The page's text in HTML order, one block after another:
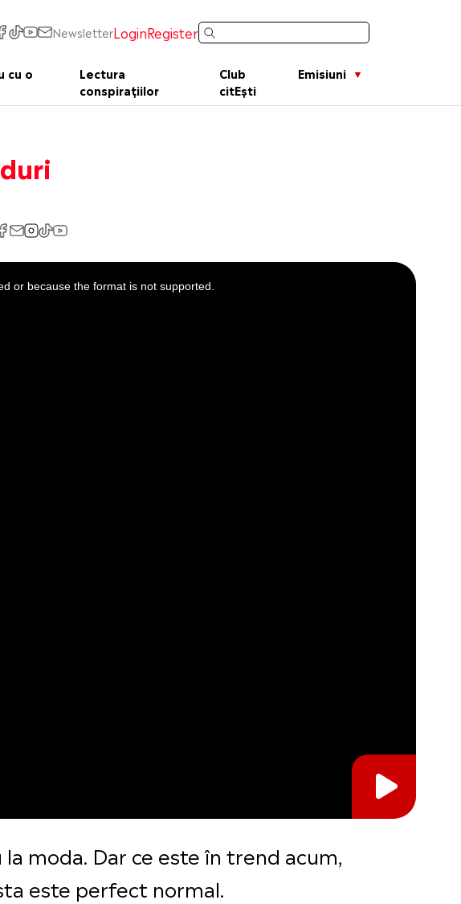
NewsletterLoginRegister
cu o
Lectura
conspirațiilor
Club
citEști
Emisiuni
or because the format is not supported.
moda. Dar ce este în trend acum,
este perfect normal.